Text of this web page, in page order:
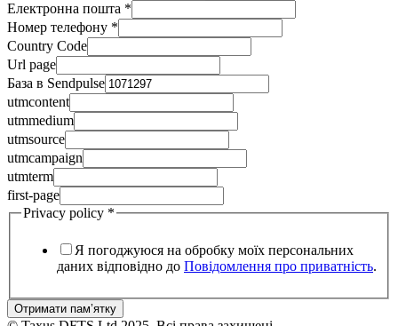
Електронна пошта *
Номер телефону *
Country Code
Url page
База в Sendpulse
utmcontent
utmmedium
utmsource
utmcampaign
Privacy
utmcampaign
Code
utmterm
first-page
Privacy policy *
Я погоджуюся на обробку моїх персональних
даних відповідно до Повідомлення про приватність.
Отримати пам’ятку